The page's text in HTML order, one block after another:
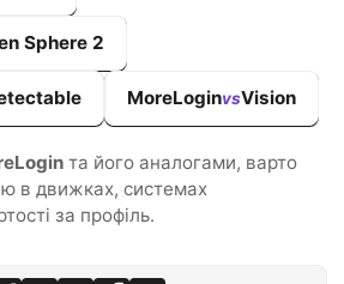
Sphere 2
MoreLoginvsVision
та його аналогами, варто
в движках, системах
за профіль.